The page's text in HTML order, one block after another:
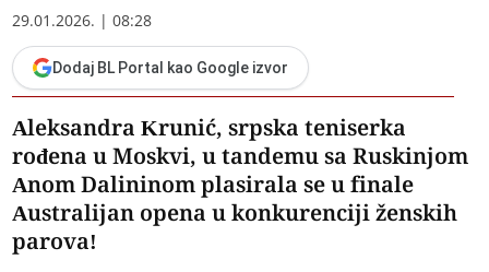
29.01.2026. | 08:28
Dodaj BL Portal kao Google izvor
Aleksandra Krunić, srpska teniserka
rođena u Moskvi, u tandemu sa Ruskinjom
Anom Dalininom plasirala se u finale
Australijan opena u konkurenciji ženskih
parova!